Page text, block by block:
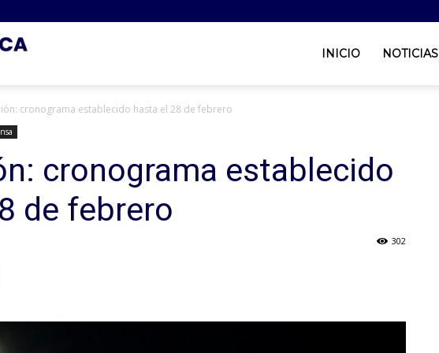
Bahia
INICIO NOTICIAS
cronograma establecido hasta el 28 de febrero
cronograma establecido
de febrero
302